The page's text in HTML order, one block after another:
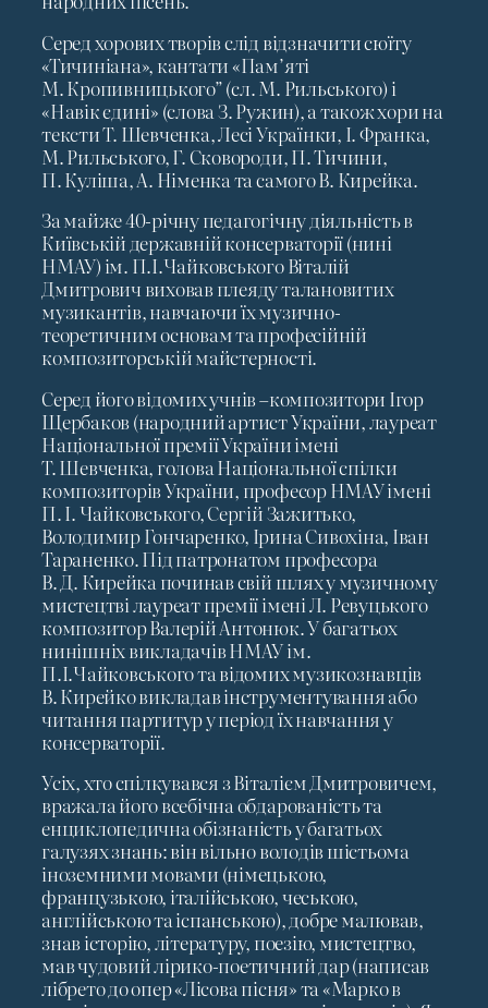
Серед хорових творів слід відзначити сюїту
«Тичиніана», кантати «Пам’яті
М. Кропивницького” (сл. М. Рильського) і
«Навік єдині» (слова З. Ружин), а також хори на
тексти Т. Шевченка, Лесі Українки, І. Франка,
М. Рильського, Г. Сковороди, П. Тичини,
П. Куліша, А. Німенка та самого В. Кирейка.
За майже 40-річну педагогічну діяльність в
Київській державній консерваторії (нині
НМАУ) ім. П.І.Чайковського Віталій
Дмитрович виховав плеяду талановитих
музикантів, навчаючи їх музично-
теоретичним основам та професійній
композиторській майстерності.
Серед його відомих учнів –композитори Ігор
Щербаков (народний артист України, лауреат
Національної премії України імені
Т. Шевченка, голова Національної спілки
композиторів України, професор НМАУ імені
П. І. Чайковського, Сергій Зажитько,
Володимир Гончаренко, Ірина Сивохіна, Іван
Тараненко. Під патронатом професора
В. Д. Кирейка починав свій шлях у музичному
мистецтві лауреат премії імені Л. Ревуцького
композитор Валерій Антонюк. У багатьох
нинішніх викладачів НМАУ ім.
П.І.Чайковського та відомих музикознавців
В. Кирейко викладав інструментування або
читання партитур у період їх навчання у
консерваторії.
Усіх, хто спілкувався з Віталієм Дмитровичем,
вражала його всебічна обдарованість та
енциклопедична обізнаність у багатьох
галузях знань: він вільно володів шістьома
іноземними мовами (німецькою,
французькою, італійською, чеською,
англійською та іспанською), добре малював,
знав історію, літературу, поезію, мистецтво,
мав чудовий лірико-поетичний дар (написав
лібрето до опер «Лісова пісня» та «Марко в